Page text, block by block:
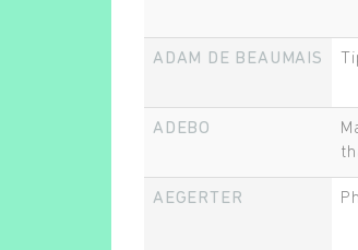
ADAM DE BEAUMAIS
ADEBO
AEGERTER